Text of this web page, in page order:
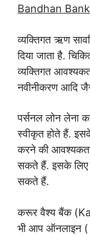
Bandhan Bank
व्यक्तिगत ऋण
दिया जाता है.
व्यक्तिगत
नवीनीकरण आदि
पर्सनल लोन लेना
स्वीकृत होते हैं.
करने की
सकते हैं. इसके लिए
सकते हैं.
करूर वैश्य बैंक
भी आप ऑनलाइन